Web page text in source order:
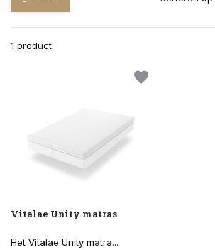
1 product
Vitalae Unity matras
Het Vitalae Unity matra...